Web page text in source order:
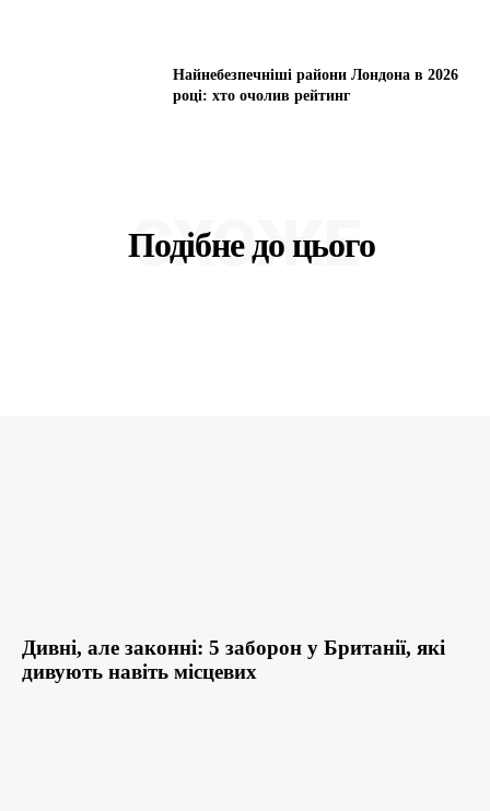
Найнебезпечніші райони Лондона в 2026
році: хто очолив рейтинг
Подібне до цього
СХОЖЕ
Дивні, але законні: 5 заборон у Британії, які
дивують навіть місцевих